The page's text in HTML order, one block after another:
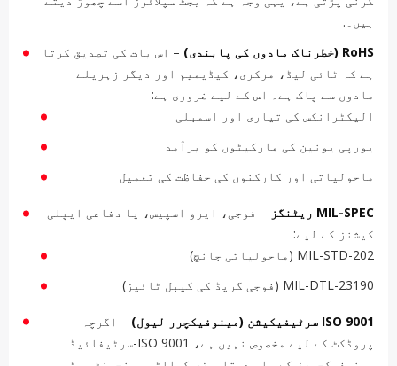
ہیں۔.
RoHS (خطرناک مادوں کی پابندی)
– اس بات کی تصدیق کرتا
ہے کہ ٹائی لیڈ، مرکری، کیڈیمیم اور دیگر زہریلے
مادوں سے پاک ہے۔ اس کے لیے ضروری ہے:
الیکٹرانکس کی تیاری اور اسمبلی
یورپی یونین کی مارکیٹوں کو برآمد
ماحولیاتی اور کارکنوں کی حفاظت کی تعمیل
MIL-SPEC ریٹنگز
– فوجی، ایرو اسپیس، یا دفاعی ایپلی
کیشنز کے لیے:
MIL-STD-202 (ماحولیاتی جانچ)
MIL-DTL-23190 (فوجی گریڈ کی کیبل ٹائیز)
ISO 9001 سرٹیفیکیشن (مینوفیکچرر لیول)
– اگرچہ
پروڈکٹ کے لیے مخصوص نہیں ہے، ISO 9001-سرٹیفائیڈ